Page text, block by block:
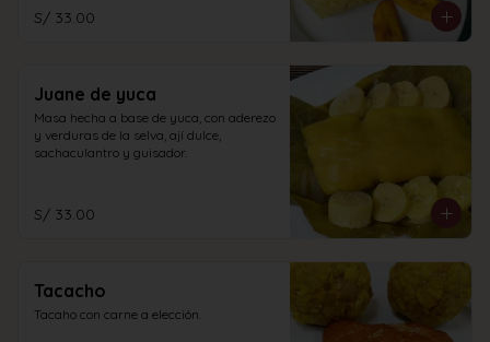
S/ 33.00
Juane de yuca
Masa hecha a base de yuca, con aderezo
y verduras de la selva, ají dulce,
sachaculantro y guisador.
S/ 33.00
Tacacho
Tacaho con carne a elección.